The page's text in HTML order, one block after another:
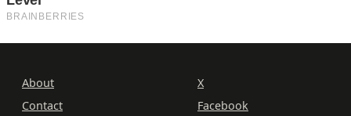
About
Contact
X
Facebook